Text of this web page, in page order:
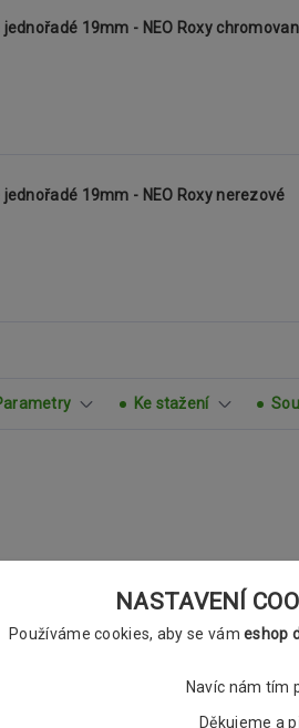
jednořadé 19mm - NEO Roxy
jednořadé 19mm - NEO Roxy nerezové
Ke stažení
19mm - NEO Roxy
NASTAVENÍ
Používáme cookies, aby se vámeshop
Navíc nám tím
Děkujeme a